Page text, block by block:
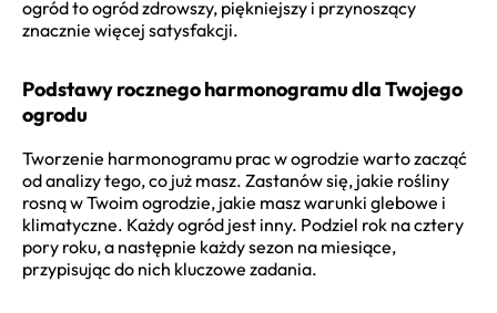
ogród to ogród zdrowszy, piękniejszy i przynoszący
znacznie więcej satysfakcji.
Podstawy rocznego harmonogramu dla Twojego
ogrodu
Tworzenie harmonogramu prac w ogrodzie warto zacząć
od analizy tego, co już masz. Zastanów się, jakie rośliny
rosną w Twoim ogrodzie, jakie masz warunki glebowe i
klimatyczne. Każdy ogród jest inny. Podziel rok na cztery
pory roku, a następnie każdy sezon na miesiące,
przypisując do nich kluczowe zadania.